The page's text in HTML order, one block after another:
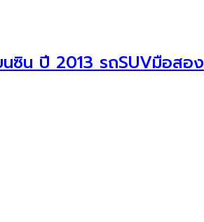
ซิน ปี 2013 รถSUVมือสอง